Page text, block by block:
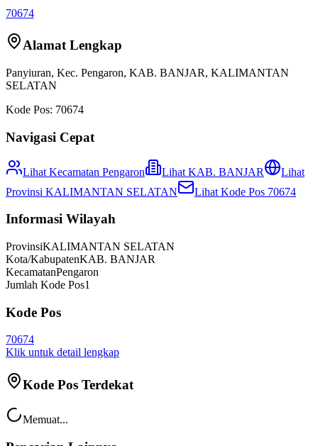
70674
Alamat Lengkap
Panyiuran, Kec. Pengaron, KAB. BANJAR, KALIMANTAN
SELATAN
Kode Pos: 70674
Navigasi Cepat
Lihat Kecamatan Pengaron Lihat KAB. BANJAR
Lihat
Provinsi KALIMANTAN SELATAN Lihat Kode Pos 70674
Informasi Wilayah
ProvinsiKALIMANTAN SELATAN
Kota/KabupatenKAB. BANJAR
KecamatanPengaron
Jumlah Kode Pos1
Kode Pos
70674
Klik untuk detail lengkap
Kode Pos Terdekat
Memuat...